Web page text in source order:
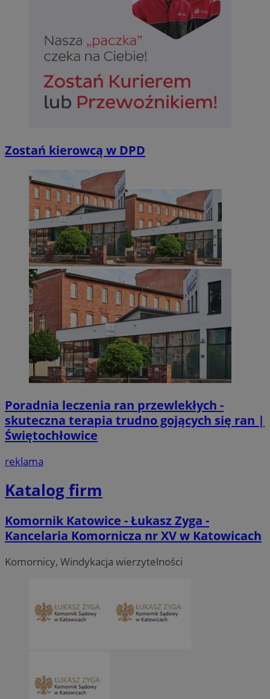
Zostań kierowcą w DPD
Poradnia leczenia ran przewlekłych -
skuteczna terapia trudno gojących się ran |
Świętochłowice
reklama
Katalog firm
Komornik Katowice - Łukasz Zyga -
Kancelaria Komornicza nr XV w Katowicach
Komornicy, Windykacja wierzytelności